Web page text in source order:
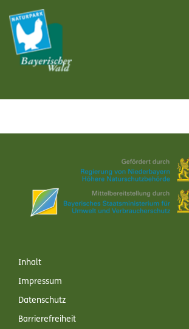
Inhalt
Impressum
Datenschutz
Barrierefreiheit